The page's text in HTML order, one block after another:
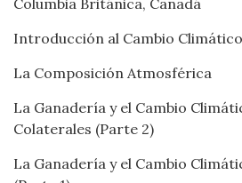
Columbia Británica, Canadá
Introducción al Cambio Climático
La Composición Atmosférica
La Ganadería y el Cambio
Colaterales (Parte 2)
La Ganadería y el Cambio